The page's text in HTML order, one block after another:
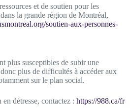
et de soutien pour les
la grande région de Montréal,
soutien-aux-personnes-
plus susceptibles de subir une
plus de difficultés à accéder aux
sur le plan social.
détresse, contactez : https://988.ca/fr